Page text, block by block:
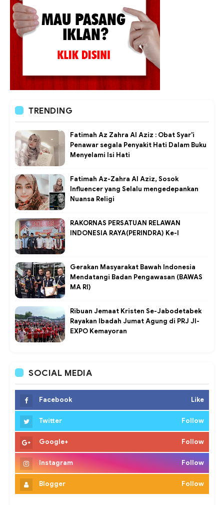
TRENDING
Fatimah Az Zahra Al Aziz : Obat Syar'i
Penawar segala Penyakit Hati Dalam Buku
Menyelami Isi Hati
Fatimah Az-Zahra Al Aziz, Sosok
Influencer yang Selalu mengedepankan
Nuansa Religi
RAKORNAS PERSATUAN RELAWAN
INDONESIA RAYA(PERINDRA) Ke-I
Gerakan Masyarakat Bawah Indonesia
Mendatangi Badan Pengawasan (BAWAS
MA RI)
Ribuan Jemaat Kristen Se-Jabodetabek
Rayakan Ibadah Jumat Agung di PRJ JI-
EXPO Kemayoran
SOCIAL MEDIA
Facebook Like
Twitter Follow
Google+ Follow
Instagram Follow
Blogger Follow